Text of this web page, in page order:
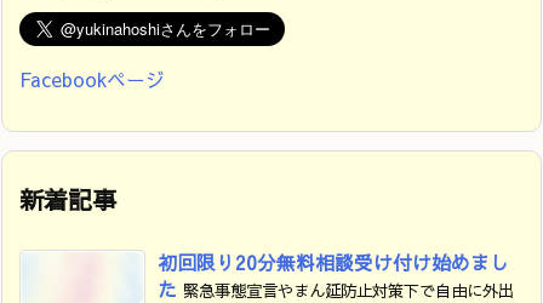
Facebookページ
新着記事
初回限り20分無料相談受け付け始めまし
た 緊急事態宣言やまん延防止対策下で自由に外出